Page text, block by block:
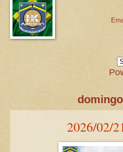
2026/02/